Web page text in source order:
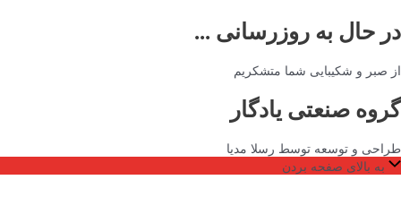
در حال به روزرسانی ...
از صبر و شکیبایی شما متشکریم
گروه صنعتی یادگار
طراحی و توسعه توسط رسلا مدیا
به بالای صفحه بردن